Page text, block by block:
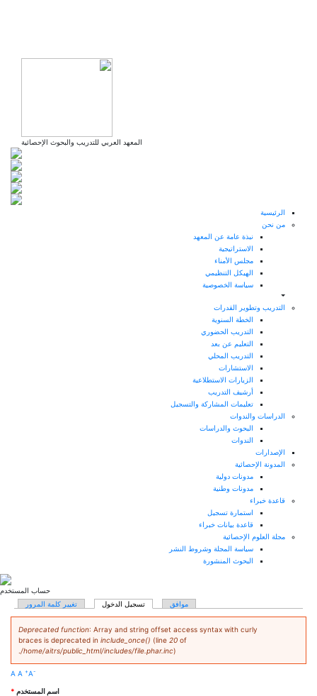
المعهد العربي للتدريب والبحوث الإحصائية
الرئيسية
من نحن
نبذة عامة عن المعهد
الاستراتيجية
مجلس الأمناء
الهيكل التنظيمي
سياسة الخصوصية
التدريب وتطوير القدرات
الخطة السنوية
التدريب الحضوري
التعليم عن بعد
التدريب المحلي
الاستشارات
الزيارات الاستطلاعية
أرشيف التدريب
تعليمات المشاركة والتسجيل
الدراسات والندوات
البحوث والدراسات
الندوات
الإصدارات
المدونة الإحصائية
مدونات دولية
مدونات وطنية
قاعدة خبراء
استمارة تسجيل
قاعدة بيانات خبراء
مجلة العلوم الإحصائية
سياسة المجلة وشروط النشر
البحوث المنشورة
حساب المستخدم
الأساسية تسجيل الدخول (علامة التبويب النشطة)
تغيير كلمة المرور
رسالة الخطأ Deprecated function : Array and string offset access syntax with curly
braces is deprecated in include_once()(line
/home/aitrs/public_html/includes/file.phar.inc
‏اسم المستخدم ‏*